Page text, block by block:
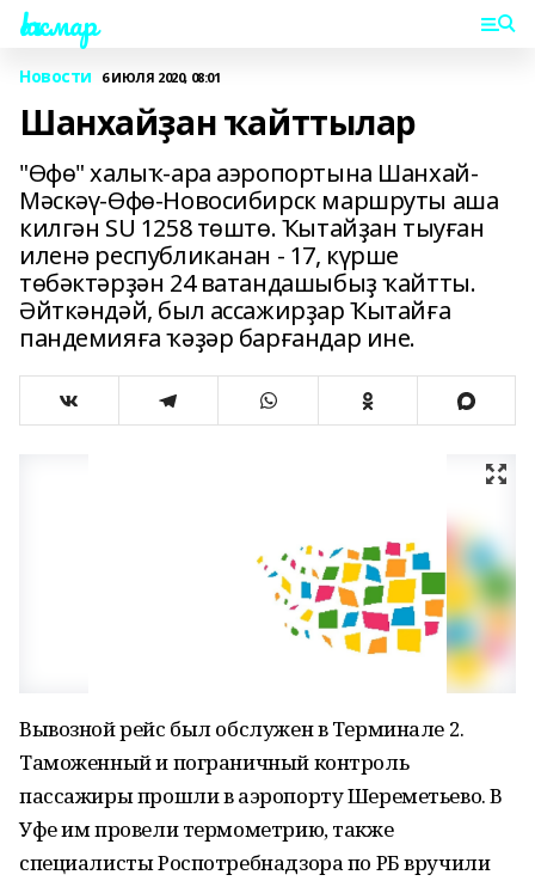
Һаҡмар
Новости 6 ИЮЛЯ 2020, 08:01
Шанхайҙан ҡайттылар
"Өфө" халыҡ-ара аэропортына Шанхай-
Мәскәү-Өфө-Новосибирск маршруты аша
килгән SU 1258 төштө. Ҡытайҙан тыуған
иленә республиканан - 17, күрше
төбәктәрҙән 24 ватандашыбыҙ ҡайтты.
Әйткәндәй, был ассажирҙар Ҡытайға
пандемияға ҡәҙәр барғандар ине.
Вывозной рейс был обслужен в Терминале 2.
Таможенный и пограничный контроль
пассажиры прошли в аэропорту Шереметьево. В
Уфе им провели термометрию, также
специалисты Роспотребнадзора по РБ вручили